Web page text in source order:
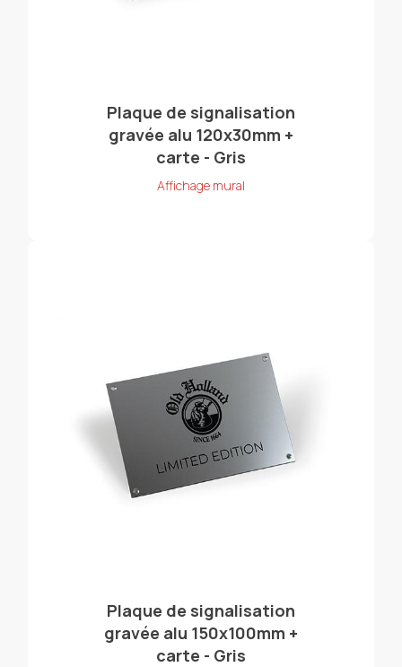
Plaque de signalisation
gravée alu 120x30mm +
carte - Gris
Affichage mural
Plaque de signalisation
gravée alu 150x100mm +
carte - Gris